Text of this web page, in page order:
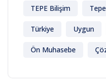
TEPE Bilişim
Türkiye Uygun
Ön Muhasebe